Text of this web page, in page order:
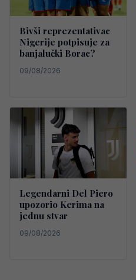
Bivši reprezentativac
Nigerije potpisuje za
banjalučki Borac?
09/08/2026
Legendarni Del Piero
upozorio Kerima na
jednu stvar
09/08/2026